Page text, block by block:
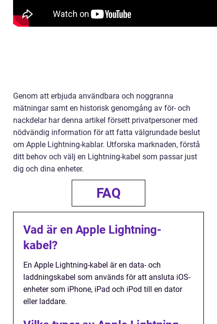
Genom att erbjuda användbara och noggranna
mätningar samt en historisk genomgång av för- och
nackdelar har denna artikel försett privatpersoner med
nödvändig information för att fatta välgrundade beslut
om Apple Lightning-kablar. Utforska marknaden, förstå
ditt behov och välj en Lightning-kabel som passar just
dig och dina enheter.
FAQ
Vad är en Apple Lightning-
kabel?
En Apple Lightning-kabel är en data- och
laddningskabel som används för att ansluta iOS-
enheter som iPhone, iPad och iPod till en dator
eller laddare.